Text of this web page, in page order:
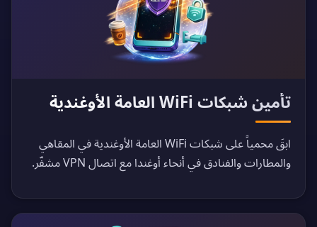
تأمين شبكات WiFi العامة الأوغندية
ابقَ محمياً على شبكات WiFi العامة الأوغندية في المقاهي
والمطارات والفنادق في أنحاء أوغندا مع اتصال VPN مشفّر.